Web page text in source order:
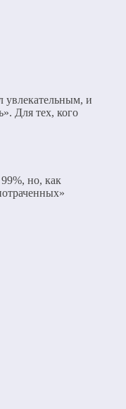
увлекательным, и
Для тех, кого
но, как